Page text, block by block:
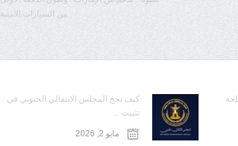
من السيارات الأمنية
كيف نجح المجلس الانتقالي الجنوبي في
تثبيت ...
مايو 2, 2026